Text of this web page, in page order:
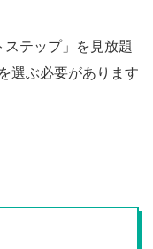
ステップ」を見放題
選ぶ必要があります